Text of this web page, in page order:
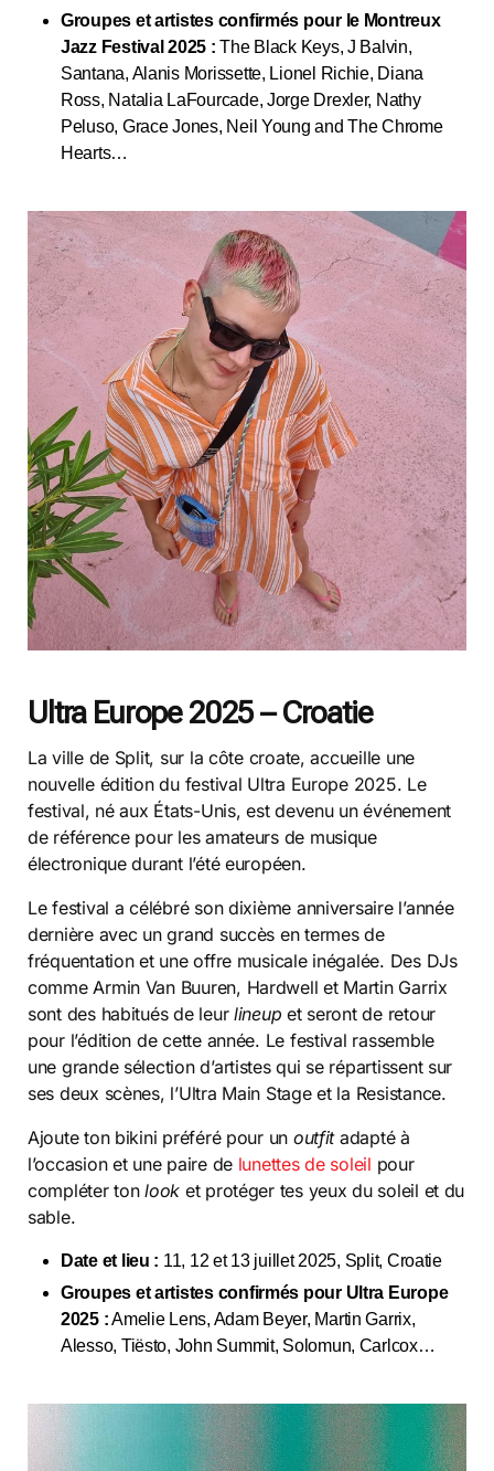
Groupes et artistes confirmés pour le Montreux
Jazz Festival 2025 :The Black Keys, J Balvin,
Santana, Alanis Morissette, Lionel Richie, Diana
Ross, Natalia LaFourcade, Jorge Drexler, Nathy
Peluso, Grace Jones, Neil Young and The Chrome
Hearts…
Ultra Europe 2025 – Croatie
La ville de Split, sur la côte croate, accueille une
nouvelle édition du festival Ultra Europe 2025. Le
festival, né aux États-Unis, est devenu un événement
de référence pour les amateurs de musique
électronique durant l’été européen.
Le festival a célébré son dixième anniversaire l’année
dernière avec un grand succès en termes de
fréquentation et une offre musicale inégalée. Des DJs
comme Armin Van Buuren, Hardwell et Martin Garrix
sont des habitués de leurlineup et seront de retour
pour l’édition de cette année. Le festival rassemble
une grande sélection d’artistes qui se répartissent sur
ses deux scènes, l’Ultra Main Stage et la Resistance.
Ajoute ton bikini préféré pour un outfit adapté à
l’occasion et une paire de lunettes de soleil pour
compléter tonlook et protéger tes yeux du soleil et du
sable.
Date et lieu : 11, 12 et 13 juillet 2025, Split, Croatie
Groupes et artistes confirmés pour Ultra Europe
2025 :Amelie Lens, Adam Beyer, Martin Garrix,
Alesso, Tiësto, John Summit, Solomun, Carlcox…